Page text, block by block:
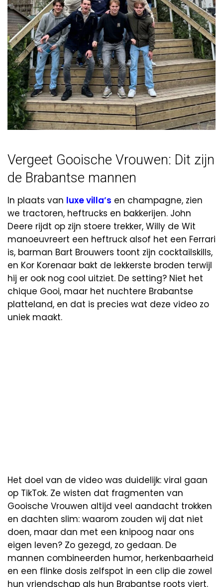
Vergeet Gooische Vrouwen: Dit zijn
de Brabantse mannen
In plaats van luxe villa’s en champagne, zien
we tractoren, heftrucks en bakkerijen. John
Deere rijdt op zijn stoere trekker, Willy de Wit
manoeuvreert een heftruck alsof het een Ferrari
is, barman Bart Brouwers toont zijn cocktailskills,
en Kor Korenaar bakt de lekkerste broden terwijl
hij er ook nog cool uitziet. De setting? Niet het
chique Gooi, maar het nuchtere Brabantse
platteland, en dat is precies wat deze video zo
uniek maakt.
Het doel van de video was duidelijk: viral gaan
op TikTok. Ze wisten dat fragmenten van
Gooische Vrouwen altijd veel aandacht trokken
en dachten slim: waarom zouden wij dat niet
doen, maar dan met een knipoog naar ons
eigen leven? Zo gezegd, zo gedaan. De
mannen combineerden humor, herkenbaarheid
en een flinke dosis zelfspot in een clip die zowel
hun vriendschap als hun Brabantse roots viert.